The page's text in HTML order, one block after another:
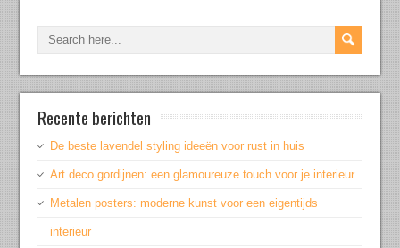
Recente berichten
De beste lavendel styling ideeën voor rust in huis
Art deco gordijnen: een glamoureuze touch voor je interieur
Metalen posters: moderne kunst voor een eigentijds
interieur